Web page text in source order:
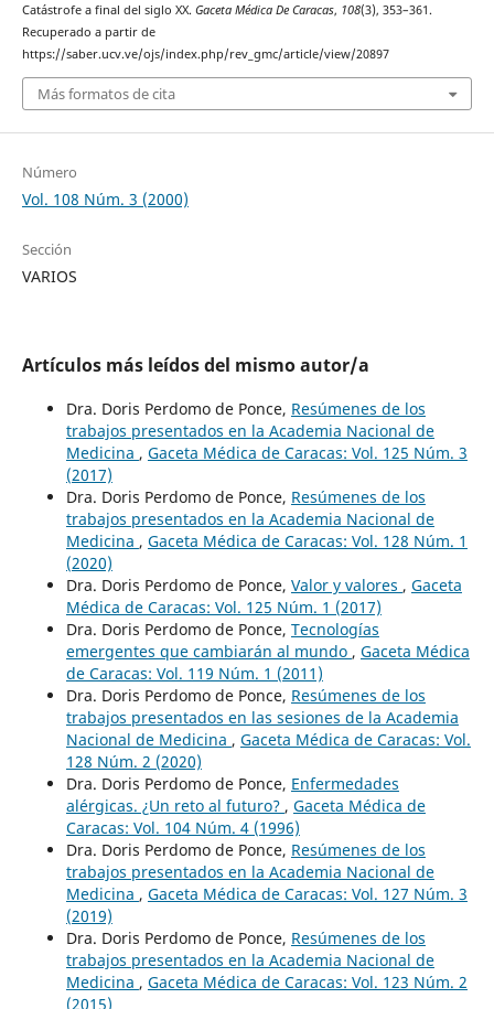
Catástrofe a final del siglo XX. Gaceta Médica De Caracas, 108(3), 353–361.
Recuperado a partir de
https://saber.ucv.ve/ojs/index.php/rev_gmc/article/view/20897
Más formatos de cita
Número
Vol. 108 Núm. 3 (2000)
Sección
VARIOS
Artículos más leídos del mismo autor/a
Dra. Doris Perdomo de Ponce, Resúmenes de los
trabajos presentados en la Academia Nacional de
Medicina , Gaceta Médica de Caracas: Vol. 125 Núm. 3
(2017)
Dra. Doris Perdomo de Ponce, Resúmenes de los
trabajos presentados en la Academia Nacional de
Medicina , Gaceta Médica de Caracas: Vol. 128 Núm. 1
(2020)
Dra. Doris Perdomo de Ponce, Valor y valores , Gaceta
Médica de Caracas: Vol. 125 Núm. 1 (2017)
Dra. Doris Perdomo de Ponce, Tecnologías
emergentes que cambiarán al mundo , Gaceta Médica
de Caracas: Vol. 119 Núm. 1 (2011)
Dra. Doris Perdomo de Ponce, Resúmenes de los
trabajos presentados en las sesiones de la Academia
Nacional de Medicina , Gaceta Médica de Caracas: Vol.
128 Núm. 2 (2020)
Dra. Doris Perdomo de Ponce, Enfermedades
alérgicas. ¿Un reto al futuro? , Gaceta Médica de
Caracas: Vol. 104 Núm. 4 (1996)
Dra. Doris Perdomo de Ponce, Resúmenes de los
trabajos presentados en la Academia Nacional de
Medicina , Gaceta Médica de Caracas: Vol. 127 Núm. 3
(2019)
Dra. Doris Perdomo de Ponce, Resúmenes de los
trabajos presentados en la Academia Nacional de
Medicina , Gaceta Médica de Caracas: Vol. 123 Núm. 2
(2015)